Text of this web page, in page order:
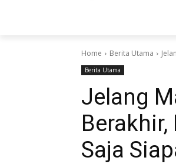
Home Berita Utama
Berita Utama
Jelang
Saja